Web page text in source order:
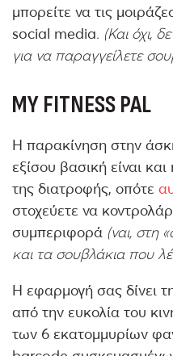
μπορείτε να τις
social media. (Και όχι,
για να παραγγείλετε
MY FITNESS PAL
Η παρακίνηση στην
εξίσου βασική είναι
της διατροφής, οπότε
στοχεύετε να
συμπεριφορά (ναι, στη
και τα σουβλάκια που
Η εφαρμογή σας δίνει
από την ευκολία του
των 6 εκατομμυρίων